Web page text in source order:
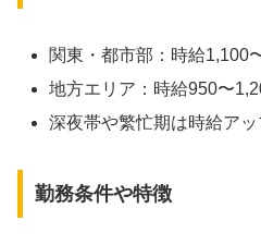
関東・都市部：時給1,100
地方エリア：時給950〜
深夜帯や繁忙期は時給ア
勤務条件や特徴